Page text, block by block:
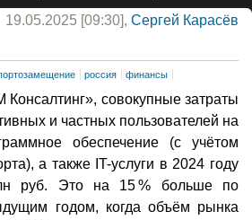
19.05.2025 [09:30], Сергей Карасёв
россия финансы
совокупные затраты
и частных пользователей на
обеспечение (с учётом
а также IT-услуги в 2024 году
руб. Это на 15 % больше по
годом, когда объём рынка